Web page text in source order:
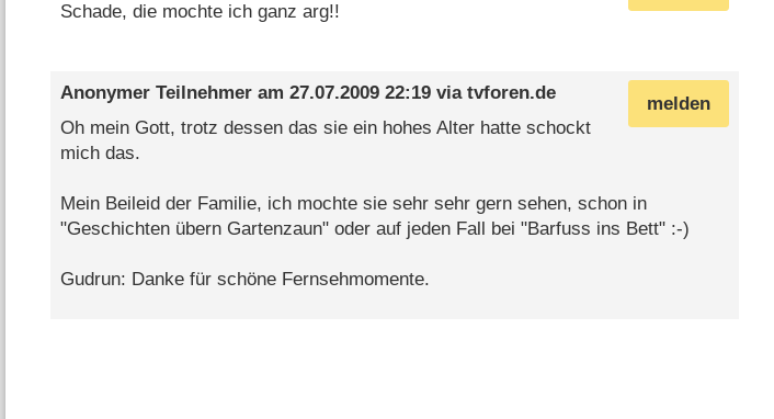
Schade, die mochte ich ganz arg!!
melden
Anonymer Teilnehmeram 27.07.2009 22:19via tvforen.de
Oh mein Gott, trotz dessen das sie ein hohes Alter hatte schockt
mich das.
Mein Beileid der Familie, ich mochte sie sehr sehr gern sehen, schon in
"Geschichten übern Gartenzaun" oder auf jeden Fall bei "Barfuss ins Bett" :-)
Gudrun: Danke für schöne Fernsehmomente.